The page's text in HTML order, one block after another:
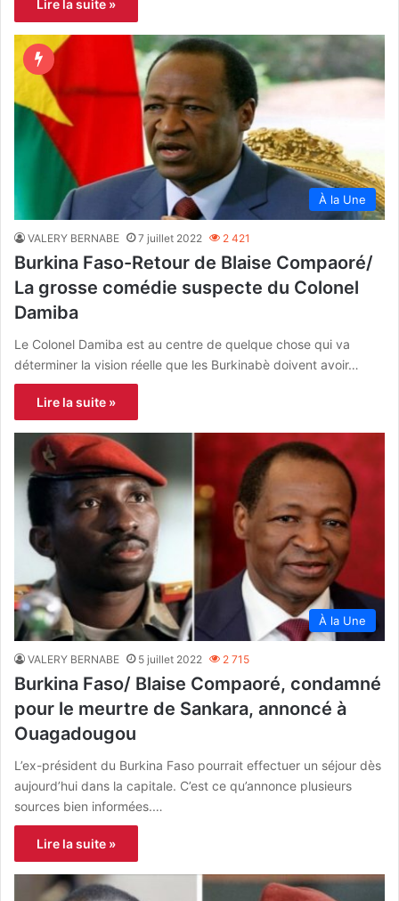
Lire la suite »
À la Une
VALERY BERNABE 7 juillet 2022 2 421
Burkina Faso-Retour de Blaise Compaoré/
La grosse comédie suspecte du Colonel
Damiba
Le Colonel Damiba est au centre de quelque chose qui va
déterminer la vision réelle que les Burkinabè doivent avoir…
Lire la suite »
À la Une
VALERY BERNABE 5 juillet 2022 2 715
Burkina Faso/ Blaise Compaoré, condamné
pour le meurtre de Sankara, annoncé à
Ouagadougou
L’ex-président du Burkina Faso pourrait effectuer un séjour dès
aujourd’hui dans la capitale. C’est ce qu’annonce plusieurs
sources bien informées.…
Lire la suite »